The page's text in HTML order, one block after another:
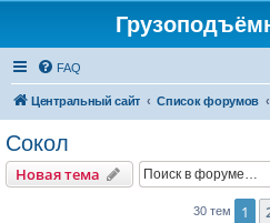
FAQ
Центральный сайт Список форумов
Сокол
Новая тема
30 тем 1